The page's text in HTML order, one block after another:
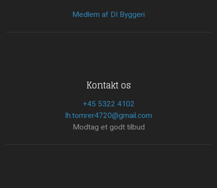
Medlem af DI Byggeri
Kontakt os
+45 5322 4102
lh.tomrer4720@gmail.com
Modtag et godt tilbud